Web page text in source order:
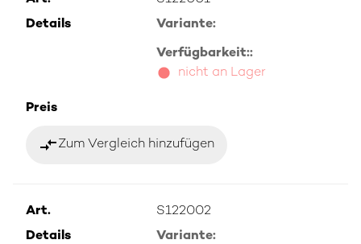
Details
Variante:
Verfügbarkeit::
nicht an Lager
Preis
compare_arrowsZum Vergleich hinzufügen
Art.
S122002
Details
Variante: